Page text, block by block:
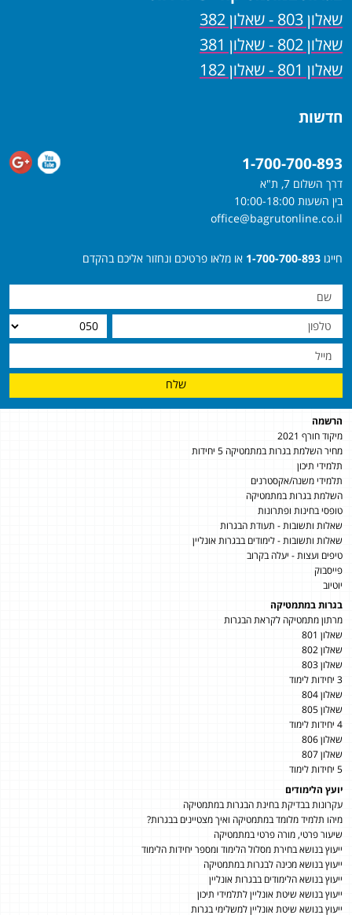
שאלון 803 - שאלון 382
שאלון 802 - שאלון 381
שאלון 801 - שאלון 182
חדשות
1-700-700-893
דרך השלום 7, ת"א
בין השעות 10:00-18:00
office@bagrutonline.co.il
חייגו 1-700-700-893 או מלאו פרטיכם ונחזור אליכם בהקדם
שלח
הרשמה
מיקוד חורף 2021
מחיר השלמת בגרות במתמטיקה 5 יחידות
תלמידי תיכון
תלמידי משנה/אקסטרנים
השלמת בגרות במתמטיקה
טופסי בחינות ופתרונות
שאלות ותשובות - תעודת הבגרות
שאלות ותשובות - לימודים בבגרות אונליין
טיפים ועצות - יעלה בקרוב
פייסבוק
יוטיוב
בגרות במתמטיקה
מרתון מתמטיקה לקראת הבגרות
שאלון 801
שאלון 802
שאלון 803
3 יחידות לימוד
שאלון 804
שאלון 805
4 יחידות לימוד
שאלון 806
שאלון 807
5 יחידות לימוד
יועץ הלימודים
עקרונות בבדיקת בחינת הבגרות במתמטיקה
מיהו תלמיד מלומד במתמטיקה ואיך מצטיינים בבגרות?
שיעור פרטי, מורה פרטי במתמטיקה
ייעוץ בנושא בחירת מסלול הלימוד ומספר יחידות הלימוד
ייעוץ בנושא מכינה לבגרות במתמטיקה
ייעוץ בנושא הלימודים בבגרות אונליין
ייעוץ בנושא שיטת אונליין לתלמידי תיכון
ייעוץ בנושא שיטת אונליין למשלימי בגרות